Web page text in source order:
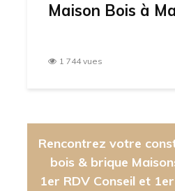
Maison Bois à
1 744 vues
Rencontrez votre
bois & brique
1er RDV Conseil et